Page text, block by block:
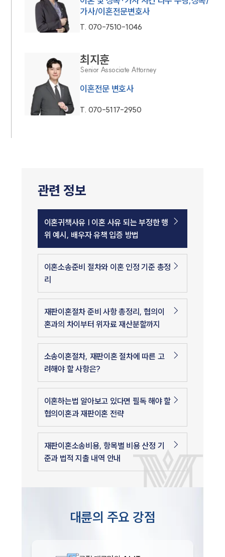
가사/이혼전문변호사
T. 070-7510-1046
최지훈
Senior Associate Attorney
이혼전문 변호사
T. 070-5117-2950
관련 정보
이혼귀책사유 | 이혼 사유 되는 부정한 행
위 예시, 배우자 유책 입증 방법
이혼소송준비 절차와 이혼 인정 기준 총정
리
재판이혼절차 준비 사항 총정리, 협의이
혼과의 차이부터 위자료 재산분할까지
소송이혼절차, 재판이혼 절차에 따른 고
려해야 할 사항은?
이혼하는법 알아보고 있다면 필독 해야 할
협의이혼과 재판이혼 전략
재판이혼소송비용, 항목별 비용 산정 기
준과 법적 지출 내역 안내
대륜의 주요 강점